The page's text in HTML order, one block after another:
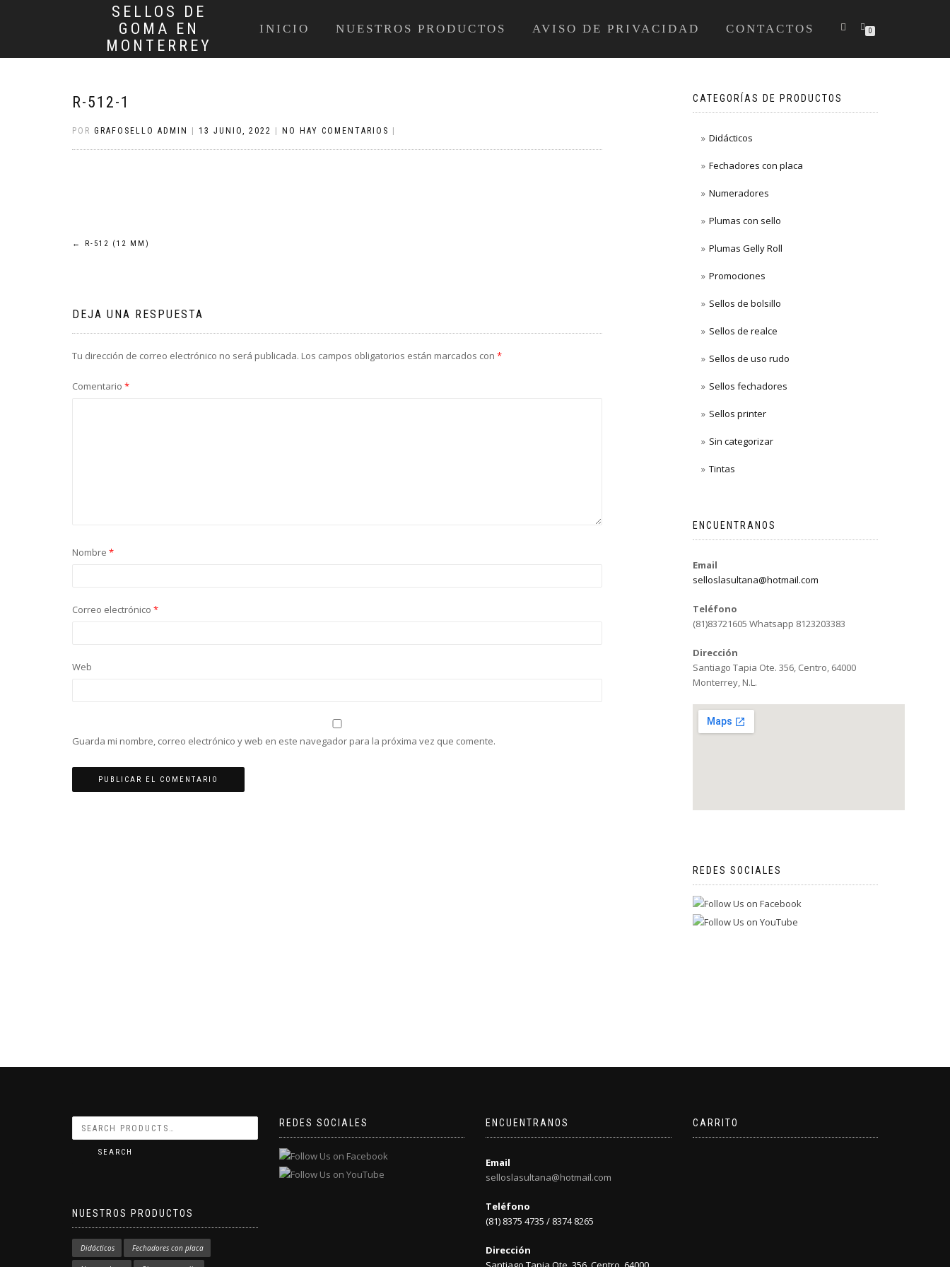
SELLOS DE
GOMA EN
MONTERREY
INICIO NUESTROS PRODUCTOS AVISO DE PRIVACIDAD CONTACTOS 0
R-512-1
POR GRAFOSELLO ADMIN 13 JUNIO, 2022 NO HAY COMENTARIOS
Navegación
entradas
← R-512 (12 MM)
DEJA UNA RESPUESTA
Tu dirección de correo electrónico no será publicada. Los campos obligatorios están marcados con *
Comentario *
Nombre *
Correo electrónico *
Web
Guarda mi nombre, correo electrónico y web en este navegador para la próxima vez que comente.
CATEGORÍAS DE PRODUCTOS
Didácticos
Fechadores con placa
Numeradores
Plumas con sello
Plumas Gelly Roll
Promociones
Sellos de bolsillo
Sellos de realce
Sellos de uso rudo
Sellos fechadores
Sellos printer
Sin categorizar
Tintas
ENCUENTRANOS
Email
selloslasultana@hotmail.com
Teléfono
(81)83721605 Whatsapp 8123203383
Dirección
Santiago Tapia Ote. 356, Centro, 64000
Monterrey, N.L.
REDES SOCIALES
SEARCH
NUESTROS PRODUCTOS
Didácticos Fechadores con placa
REDES SOCIALES ENCUENTRANOS
Email
selloslasultana@hotmail.com
Teléfono
(81) 8375 4735 / 8374 8265
Dirección
CARRITO